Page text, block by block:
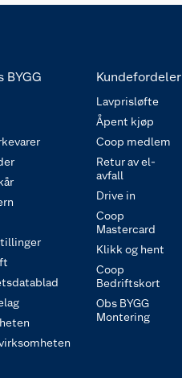
BYGG Kundefordeler
Lavprisløfte
Åpent kjøp
Coop medlem
Retur av el-
avfall
Drive in
Coop
Mastercard
Klikk og hent
Coop
Bedriftskort
Obs BYGG
Montering